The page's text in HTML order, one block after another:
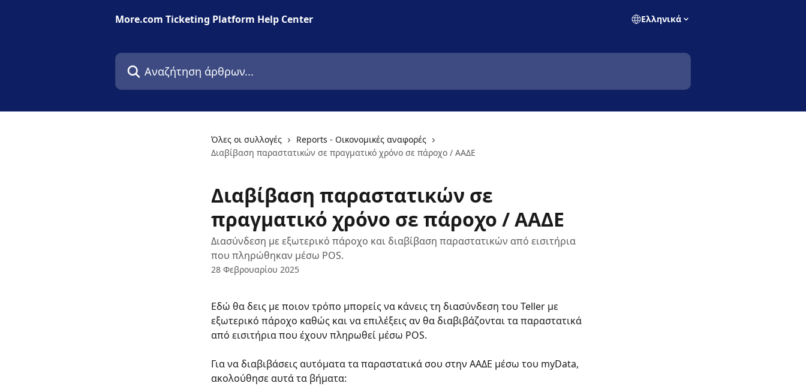
More.com Ticketing Platform Help Center
Ελληνικά
Αναζήτηση άρθρων...
Όλες οι συλλογές
Reports - Οικονομικές αναφορές
Διαβίβαση παραστατικών σε πραγματικό χρόνο σε πάροχο / ΑΑΔΕ
Διαβίβαση παραστατικών σε
πραγματικό χρόνο σε πάροχο / ΑΑΔΕ
Διασύνδεση με εξωτερικό πάροχο και διαβίβαση παραστατικών από εισιτήρια
που πληρώθηκαν μέσω POS.
28 Φεβρουαρίου 2025
Εδώ θα δεις με ποιον τρόπο μπορείς να κάνεις τη διασύνδεση του Teller με
εξωτερικό πάροχο καθώς και να επιλέξεις αν θα διαβιβάζονται τα παραστατικά
από εισιτήρια που έχουν πληρωθεί μέσω POS.
Για να διαβιβάσεις αυτόματα τα παραστατικά σου στην ΑΑΔΕ μέσω του myData,
ακολούθησε αυτά τα βήματα: